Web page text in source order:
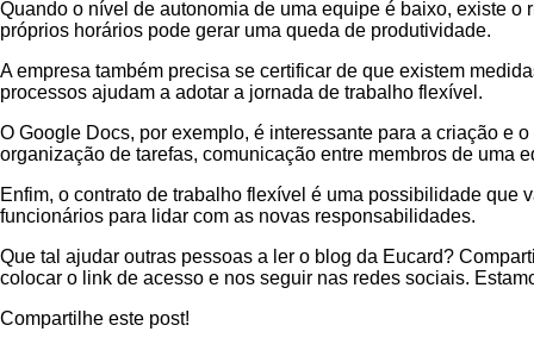
Quando o nível de autonomia de uma equipe é baixo, existe
próprios horários pode gerar uma queda de produtividade.
A empresa também precisa se certificar de que existem
processos ajudam a adotar a jornada de trabalho flexível.
O Google Docs, por exemplo, é interessante para a criação e
organização de tarefas, comunicação entre membros de uma
Enfim, o contrato de trabalho flexível é uma possibilidade
funcionários para lidar com as novas responsabilidades.
Que tal ajudar outras pessoas a ler o blog da Eucard?
colocar o link de acesso e nos seguir nas redes sociais.
Compartilhe este post!